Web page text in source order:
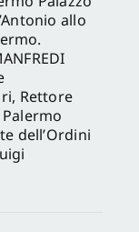
allo
Rettore
dell’Ordini